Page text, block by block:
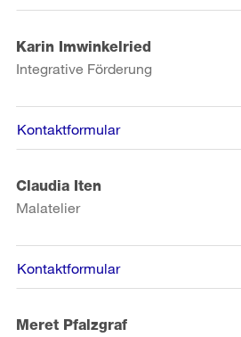
Karin Imwinkelried
Integrative Förderung
Kontaktformular
Claudia Iten
Malatelier
Kontaktformular
Meret Pfalzgraf